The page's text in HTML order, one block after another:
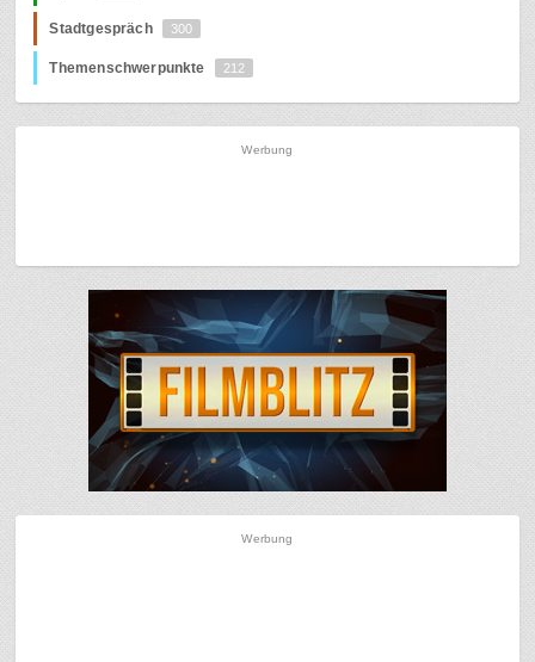
Stadtgespräch 300
Themenschwerpunkte 212
Werbung
Werbung